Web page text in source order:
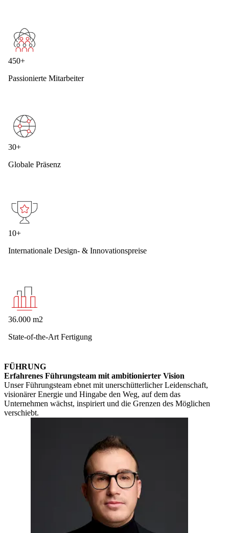
450+
Passionierte Mitarbeiter
30+
Globale Präsenz
10+
Internationale Design- & Innovationspreise
36.000 m2
State-of-the-Art Fertigung
FÜHRUNG
Erfahrenes Führungsteam mit ambitionierter Vision
Unser Führungsteam ebnet mit unerschütterlicher Leidenschaft,
visionärer Energie und Hingabe den Weg, auf dem das
Unternehmen wächst, inspiriert und die Grenzen des Möglichen
verschiebt.